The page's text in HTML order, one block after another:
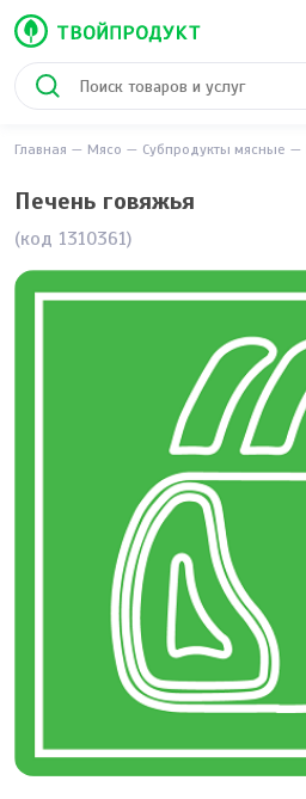
Главная Мясо Субпродукты мясные
Печень говяжья
(код 1310361)